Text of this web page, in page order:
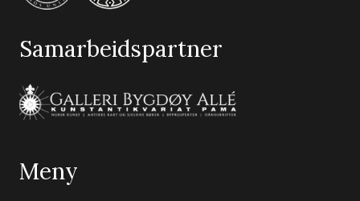
Samarbeidspartner
Meny